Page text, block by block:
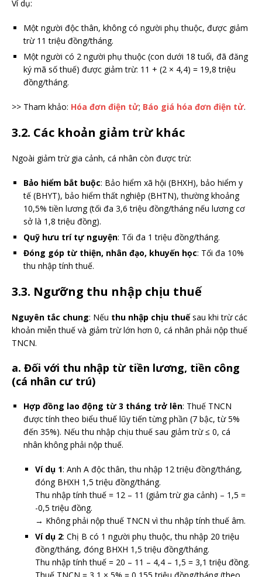
Ví dụ:
Một người độc thân, không có người phụ thuộc, được giảm
trừ 11 triệu đồng/tháng.
Một người có 2 người phụ thuộc (con dưới 18 tuổi, đã đăng
ký mã số thuế) được giảm trừ: 11 + (2 × 4,4) = 19,8 triệu
đồng/tháng.
>> Tham khảo: Hóa đơn điện tử; Báo giá hóa đơn điện tử.
3.2. Các khoản giảm trừ khác
Ngoài giảm trừ gia cảnh, cá nhân còn được trừ:
Bảo hiểm bắt buộc: Bảo hiểm xã hội (BHXH), bảo hiểm y
tế (BHYT), bảo hiểm thất nghiệp (BHTN), thường khoảng
10,5% tiền lương (tối đa 3,6 triệu đồng/tháng nếu lương cơ
sở là 1,8 triệu đồng).
Quỹ hưu trí tự nguyện: Tối đa 1 triệu đồng/tháng.
Đóng góp từ thiện, nhân đạo, khuyến học: Tối đa 10%
thu nhập tính thuế.
3.3. Ngưỡng thu nhập chịu thuế
Nguyên tắc chung: Nếu thu nhập chịu thuếsau khi trừ các
khoản miễn thuế và giảm trừ lớn hơn 0, cá nhân phải nộp thuế
TNCN.
a. Đối với thu nhập từ tiền lương, tiền công
(cá nhân cư trú)
Hợp đồng lao động từ 3 tháng trở lên: Thuế TNCN
được tính theo biểu thuế lũy tiến từng phần (7 bậc, từ 5%
đến 35%). Nếu thu nhập chịu thuế sau giảm trừ ≤ 0, cá
nhân không phải nộp thuế.
Ví dụ 1: Anh A độc thân, thu nhập 12 triệu đồng/tháng,
đóng BHXH 1,5 triệu đồng/tháng.
Thu nhập tính thuế = 12 – 11 (giảm trừ gia cảnh) – 1,5 =
-0,5 triệu đồng.
→ Không phải nộp thuế TNCN vì thu nhập tính thuế âm.
Ví dụ 2: Chị B có 1 người phụ thuộc, thu nhập 20 triệu
đồng/tháng, đóng BHXH 1,5 triệu đồng/tháng.
Thu nhập tính thuế = 20 – 11 – 4,4 – 1,5 = 3,1 triệu đồng.